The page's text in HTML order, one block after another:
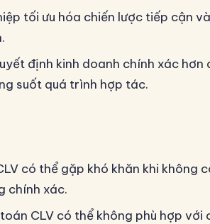
tối ưu hóa chiến lược tiếp cận
định kinh doanh chính xác
suốt quá trình hợp tác.
có thể gặp khó khăn khi không
chính xác.
CLV có thể không phù hợp